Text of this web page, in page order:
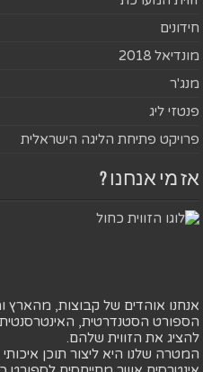
חידונים
מונדיאל 2018
מנג'ר
פנטזי ליג
פרויקט פתיחת הליגה הישראלית
אז מי אנחנו ?
אנחנו אוהדים של קבוצות,
הספורט הסטנדרטית,
להציג את הזווית שלהם.
המטרה שלנו היא ליצור תוכן